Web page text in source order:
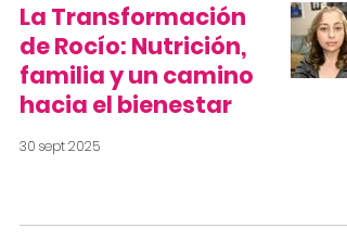
La Transformación
de Rocío: Nutrición,
familia y un camino
hacia el bienestar
30 sept 2025